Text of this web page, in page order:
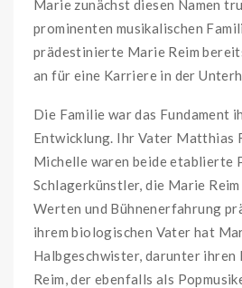
Marie zunächst diesen Namen
prominenten musikalischen
prädestinierte Marie Reim
an für eine Karriere in der
Die Familie war das Fundament
Entwicklung. Ihr Vater Matthias
Michelle waren beide etablierte
Schlagerkünstler, die Marie
Werten und Bühnenerfahrung
ihrem biologischen Vater hat
Halbgeschwister, darunter ihren
Reim, der ebenfalls als